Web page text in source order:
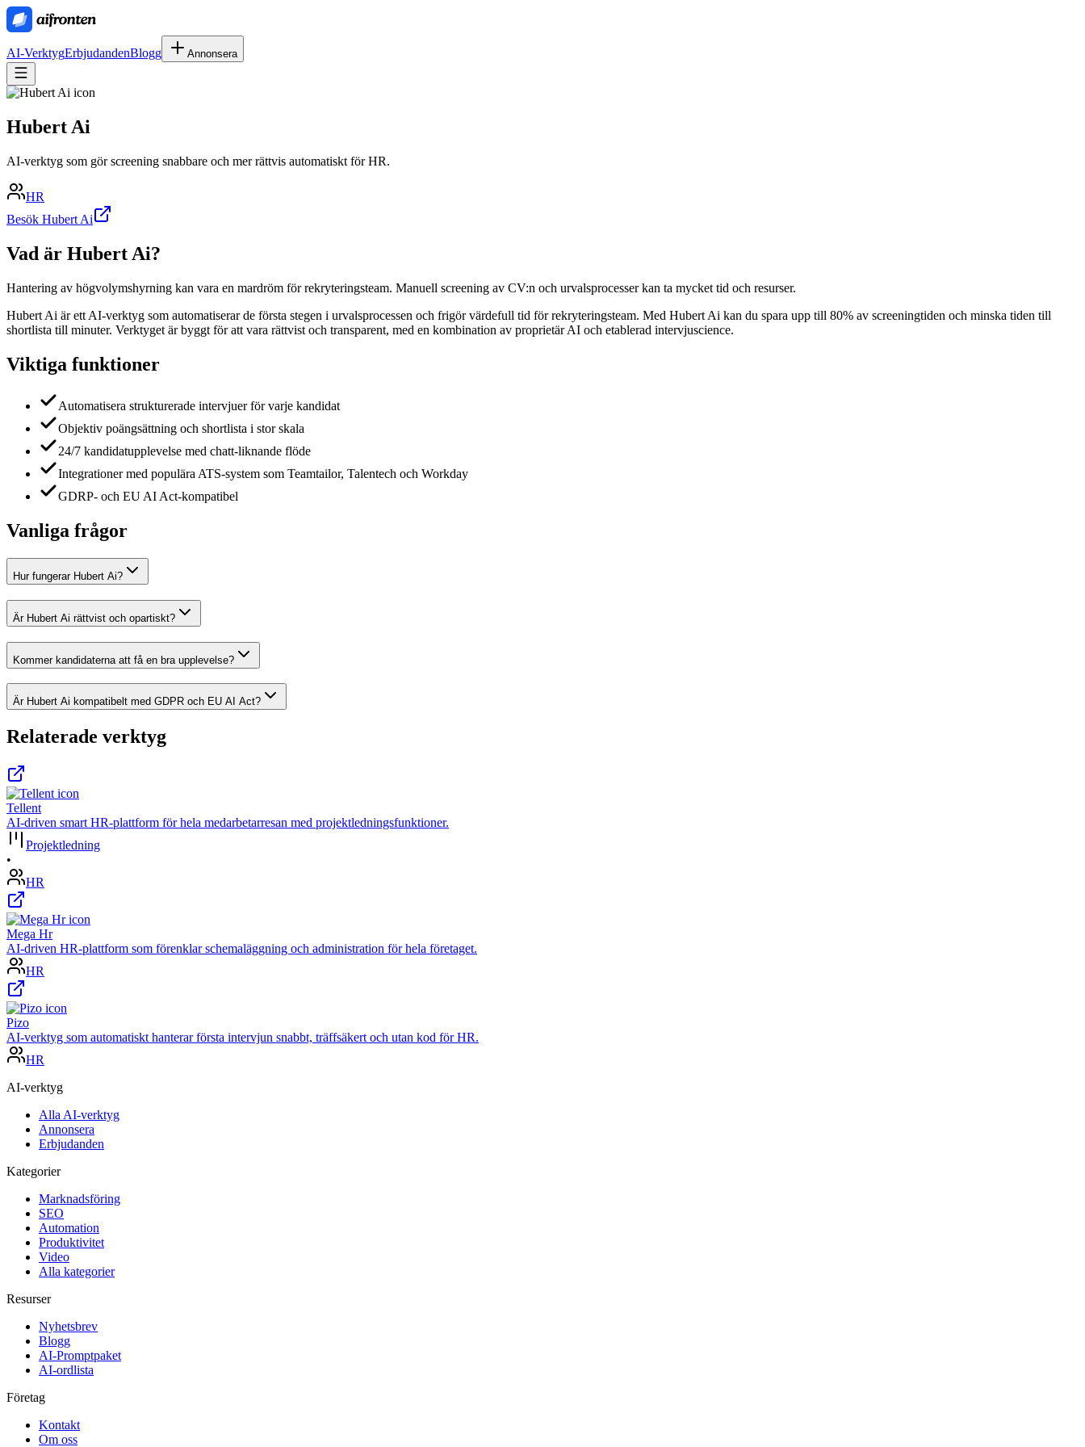
AI-VerktygErbjudandenBlogg Annonsera
Hubert Ai
AI-verktyg som gör screening snabbare och mer rättvis automatiskt för HR.
HR
Besök Hubert Ai
Vad är Hubert Ai?
Hantering av högvolymshyrning kan vara en mardröm för rekryteringsteam. Manuell screening av CV:n och urvalsprocesser kan ta mycket tid och resurser.
Hubert Ai är ett AI-verktyg som automatiserar de första stegen i urvalsprocessen och frigör värdefull tid för rekryteringsteam. Med Hubert Ai kan du spara upp till 80% av screeningtiden och minska tiden till
shortlista till minuter. Verktyget är byggt för att vara rättvist och transparent, med en kombination av proprietär AI och etablerad intervjuscience.
Viktiga funktioner
Automatisera strukturerade intervjuer för varje kandidat
Objektiv poängsättning och shortlista i stor skala
24/7 kandidatupplevelse med chatt-liknande flöde
Integrationer med populära ATS-system som Teamtailor, Talentech och Workday
GDRP- och EU AI Act-kompatibel
Vanliga frågor
Hur fungerar Hubert Ai?
Är Hubert Ai rättvist och opartiskt?
Kommer kandidaterna att få en bra upplevelse?
Är Hubert Ai kompatibelt med GDPR och EU AI Act?
Relaterade verktyg
Tellent
AI-driven smart HR-plattform för hela medarbetarresan med projektledningsfunktioner.
Projektledning
•
HR
Mega Hr
AI-driven HR-plattform som förenklar schemaläggning och administration för hela företaget.
HR
Pizo
AI-verktyg som automatiskt hanterar första intervjun snabbt, träffsäkert och utan kod för HR.
HR
AI-verktyg
Alla AI-verktyg
Annonsera
Erbjudanden
Kategorier
Marknadsföring
SEO
Automation
Produktivitet
Video
Alla kategorier
Resurser
Nyhetsbrev
Blogg
AI-Promptpaket
AI-ordlista
Företag
Kontakt
Om oss